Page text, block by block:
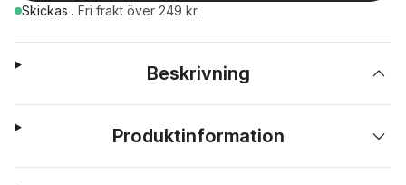
Skickas . Fri frakt över 249 kr.
Beskrivning
Produktinformation